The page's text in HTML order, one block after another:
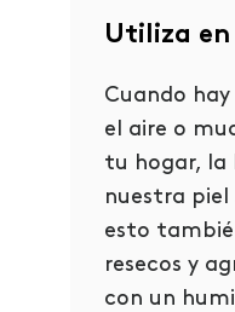
Utiliza
Cuando
el aire o
tu hogar, la
nuestra piel
esto
resecos y
con un